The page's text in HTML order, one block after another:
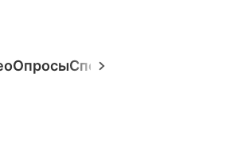
ОпросыСпецпроекты